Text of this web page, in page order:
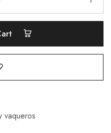
vaqueros